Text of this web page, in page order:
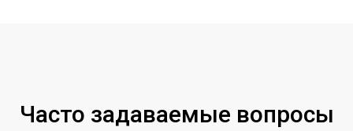
Часто задаваемые вопросы